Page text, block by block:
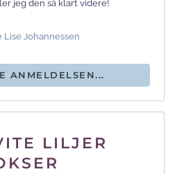
jeg den så klart videre!
Lise Johannessen
ANMELDELSEN...
LILJER